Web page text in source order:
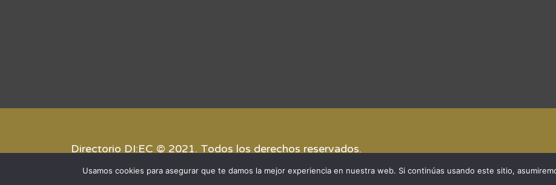
Directorio DI:EC © 2021. Todos los derechos reservados.
Usamos cookies para asegurar que te damos la mejor experiencia en nuestra web. Si continúas usando este sitio,